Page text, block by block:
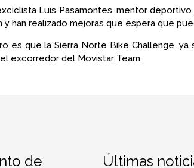
Luis Pasamontes, mentor
y han realizado mejoras que espera que
es que la Sierra Norte Bike Challenge,
excorredor del Movistar Team.
de
Últimas